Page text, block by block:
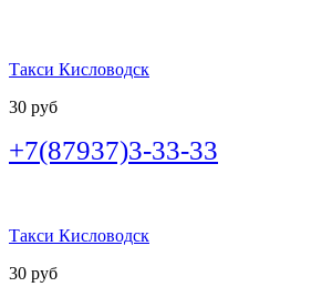
Такси Кисловодск
30 руб
+7(87937)3-33-33
Такси Кисловодск
30 руб